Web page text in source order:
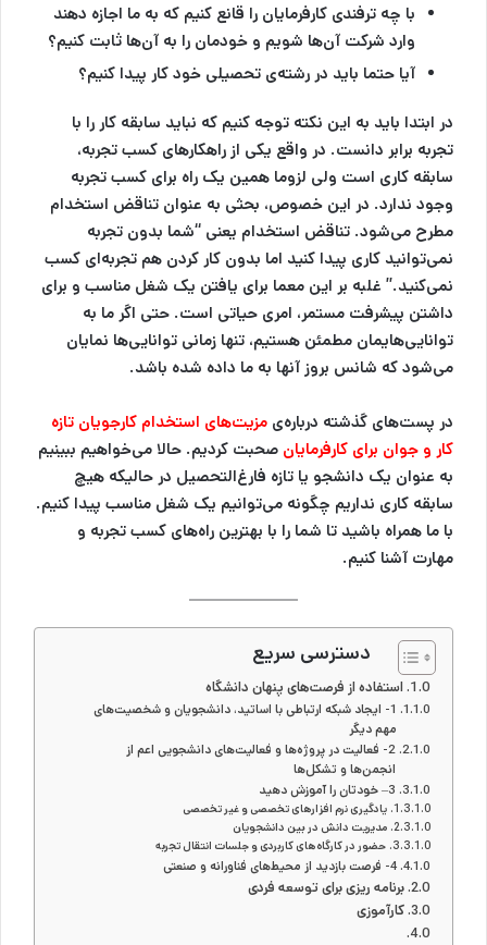
با چه ترفندی کارفرمایان را قانع کنیم که به ما اجازه دهند
وارد شرکت آن‌ها شویم و خودمان را به آن‌ها ثابت کنیم؟
آیا حتما باید در رشته‌ی تحصیلی خود کار پیدا کنیم؟
در ابتدا باید به این نکته توجه کنیم که نباید سابقه کار را با
تجربه برابر دانست. در واقع یکی از راهکارهای کسب تجربه،
سابقه کاری است ولی لزوما همین یک راه برای کسب تجربه
وجود ندارد. در این خصوص، بحثی به عنوان تناقض استخدام
مطرح می‌شود. تناقض استخدام یعنی “شما بدون تجربه
نمی‌توانید کاری پیدا کنید اما بدون کار کردن هم تجربه‌ای کسب
نمی‌کنید.” غلبه بر این معما برای یافتن یک شغل مناسب و برای
داشتن پیشرفت مستمر، امری حیاتی است. حتی اگر ما به
توانایی‌هایمان مطمئن هستیم، تنها زمانی توانایی‌ها نمایان
می‌شود که شانس بروز آنها به ما داده شده باشد.
در پست‌های گذشته درباره‌ی مزیت‌های استخدام کارجویان تازه
کار و جوان برای کارفرمایان صحبت کردیم. حالا می‌خواهیم ببینیم
به عنوان یک دانشجو یا تازه فارغ‌التحصیل در حالیکه هیچ
سابقه کاری نداریم چگونه می‌توانیم یک شغل مناسب پیدا کنیم.
با ما همراه باشید تا شما را با بهترین راه‌های کسب تجربه و
مهارت آشنا کنیم.
دسترسی سریع
استفاده از فرصت‌های پنهان دانشگاه
1- ایجاد شبکه ارتباطی با اساتید، دانشجویان و شخصیت‌های
مهم دیگر
2- فعالیت در پروژه‌ها و فعالیت‌های دانشجویی اعم از
انجمن‌ها و تشکل‌ها
3– خودتان را آموزش دهید
یادگیری نرم افزارهای تخصصی و غیر تخصصی
مدیریت دانش در بین دانشجویان
حضور در کارگاه‌های کاربردی و جلسات انتقال تجربه
4- فرصت بازدید از محیط‌های فناورانه و صنعتی
برنامه ریزی برای توسعه فردی
کارآموزی